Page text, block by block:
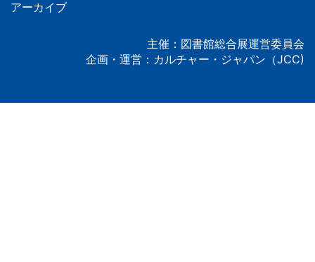
アーカイブ
主催：図書館総合展運営委員会
企画・運営：カルチャー・ジャパン（JCC)